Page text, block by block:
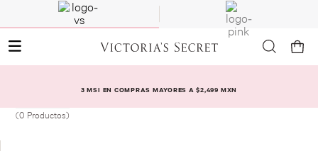
3 MSI EN COMPRAS MAYORES A $2,499 MXN
0 Productos